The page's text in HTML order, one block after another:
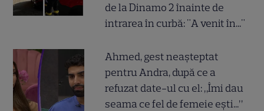
de la Dinamo 2 înainte de
intrarea în curbă: "A venit în..."
Ahmed, gest neașteptat
pentru Andra, după ce a
refuzat date-ul cu el: „Îmi dau
seama ce fel de femeie ești...”